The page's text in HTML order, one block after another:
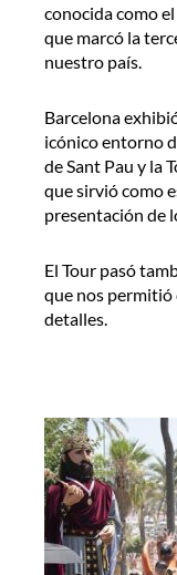
conocida como
que marcó la
nuestro país.
Barcelona
icónico entorno
de Sant Pau y la
que sirvió como
presentación de
El Tour pasó
que nos permitió
detalles.